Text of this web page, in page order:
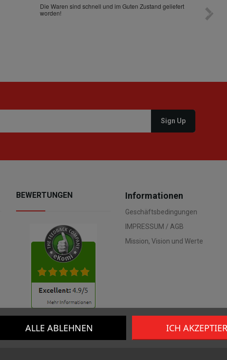
Die Waren sind schnell und im Guten Zustand geliefert
worden!
BEWERTUNGEN Informationen
Geschäftsbedingungen
IMPRESSUM / AGB
Mission, Vision und Werte
ALLE ABLEHNEN ICH